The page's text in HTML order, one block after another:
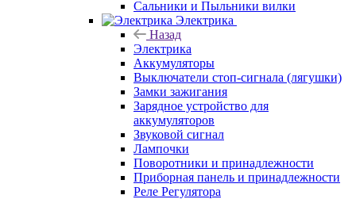
Сальники и Пыльники вилки
Электрика
Назад
Электрика
Аккумуляторы
Выключатели стоп-сигнала (лягушки)
Замки зажигания
Зарядное устройство для
аккумуляторов
Звуковой сигнал
Лампочки
Поворотники и принадлежности
Приборная панель и принадлежности
Реле Регулятора